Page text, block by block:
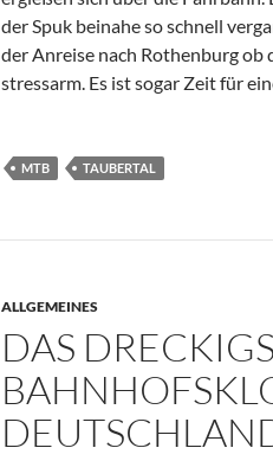
der Spuk beinahe so schnell
der Anreise nach Rothenburg ob
stressarm. Es ist sogar Zeit für
MTB TAUBERTAL
ALLGEMEINES
DAS